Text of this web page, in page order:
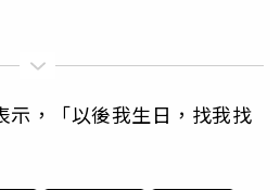
示，「以後我生日，找我找